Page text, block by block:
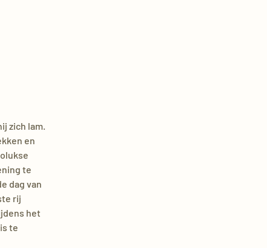
zich lam.
en
te
dag van
rij
het
te